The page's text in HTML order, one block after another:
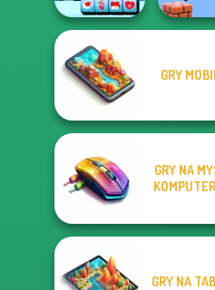
Xmas Mahjong
Trio Solitaire
GRY
GRY NA
GRY NA